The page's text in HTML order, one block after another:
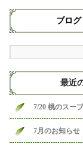
ブロ
最近
7/20 桃のスー
7月のお知らせ